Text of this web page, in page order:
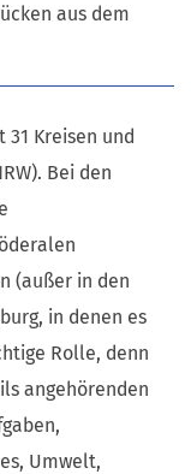
aus dem
31 Kreisen und
Bei den
(außer in den
in denen es
Rolle, denn
angehörenden
Umwelt,